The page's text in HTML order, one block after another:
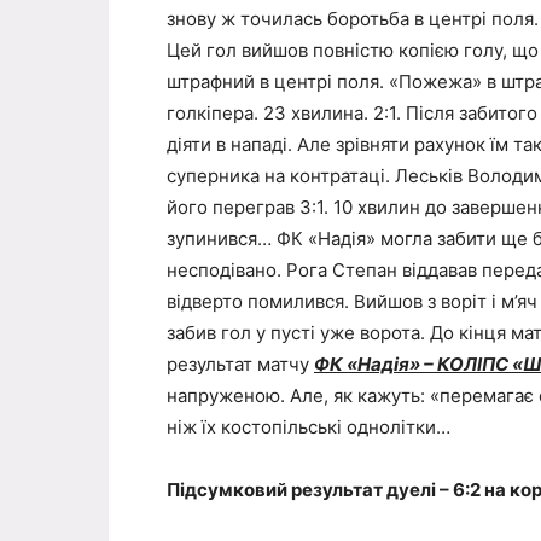
знову ж точилась боротьба в центрі
Цей гол вийшов повністю копією голу,
штрафний в центрі поля. «Пожежа» в
голкіпера. 23 хвилина. 2:1. Після
діяти в нападі. Але зрівняти рахунок їм
суперника на контратаці. Леськів
його переграв 3:1. 10 хвилин до
зупинився… ФК «Надія» могла забити ще
несподівано. Рога Степан віддавав
відверто помилився. Вийшов з воріт і
забив гол у пусті уже ворота. До кінця
результат матчу ФК «Надія» – КОЛІПС
напруженою. Але, як кажуть: «перемагає
ніж їх костопільські однолітки…
Підсумковий результат дуелі – 6:2 на